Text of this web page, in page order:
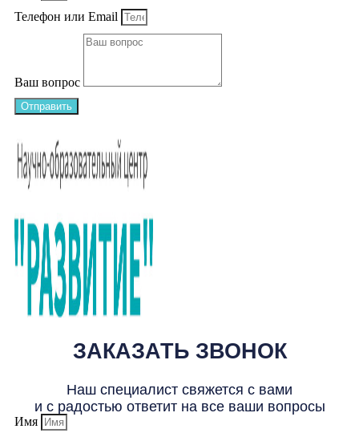
Телефон или Email
Ваш вопрос
Отправить
ЗАКАЗАТЬ ЗВОНОК
Наш специалист свяжется с вами
и с радостью ответит на все ваши вопросы
Имя